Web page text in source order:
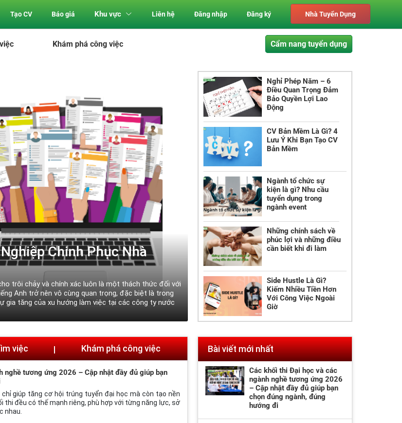
Tạo CV Báo giá Khu vực Liên hệ Đăng nhập Đăng ký Nhà Tuyển Dụng
Khám phá công việc Cẩm nang tuyển dụng
xuất sắc
để trở thành một nhân viên xuất sắc. Nếu bạn
kính trọng, hãy xem xét những yếu tố này và áp
Top 6 cách để phát triển bản
việc
Phát triển bản thân và thăng tiến trong sự nghiệp là điều mà
chỉ cần có kiến ​​thức về chuyên môn cao mà còn cần có các
thức trong công việc.
Nghỉ Phép Năm – 6
Điều Quan Trọng Đảm
Bảo Quyền Lợi Lao
Động
CV Bản Mềm Là Gì? 4
Lưu Ý Khi Bạn Tạo CV
Bản Mềm
Ngành tổ chức sự
kiện là gì? Nhu cầu
tuyển dụng trong
ngành event
Những chính sách về
phúc lợi và những điều
cần biết khi đi làm
Side Hustle Là Gì?
Kiếm Nhiều Tiền Hơn
Với Công Việc Ngoài
Giờ
việc Khám phá công việc
nghề tương ứng 2026 – Cập nhật đầy đủ giúp bạn
giúp tăng cơ hội trúng tuyển đại học mà còn tạo nền
thi đều có thế mạnh riêng, phù hợp với từng năng lực, sở
nhau.
Bài viết mới nhất
Các khối thi Đại học và các
ngành nghề tương ứng 2026
– Cập nhật đầy đủ giúp bạn
chọn đúng ngành, đúng
hướng đi